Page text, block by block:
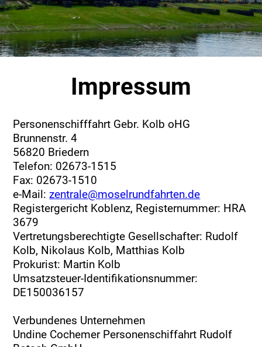
Impressum
Personenschifffahrt Gebr. Kolb oHG
Brunnenstr. 4
56820 Briedern
Telefon: 02673-1515
Fax: 02673-1510
e-Mail:zentrale@moselrundfahrten.de
Registergericht Koblenz, Registernummer: HRA
3679
Vertretungsberechtigte Gesellschafter: Rudolf
Kolb, Nikolaus Kolb, Matthias Kolb
Prokurist: Martin Kolb
Umsatzsteuer-Identifikationsnummer:
DE150036157
Verbundenes Unternehmen
Undine Cochemer Personenschiffahrt Rudolf